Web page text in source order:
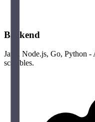
Backend
Java, Node.js, Go, Python -
scalables.